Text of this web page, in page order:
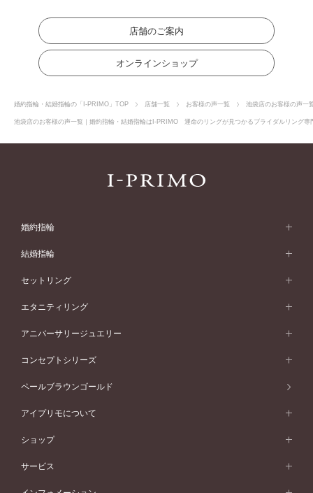
店舗のご案内
オンラインショップ
婚約指輪・結婚指輪の「I-PRIMO」TOP 店舗一覧 お客様の声一覧 池袋店のお客様の声一
池袋店のお客様の声一覧｜婚約指輪・結婚指輪はI-PRIMO 運命のリングが見つかるブライダルリング専
婚約指輪
婚約指輪 (エンゲージリング)
婚約指輪一覧
ピンクゴールド
ペールブラウンゴールド
ウェーブライン
V字ライン
ワンサイドメレ
ダブルサイドメレ
シンプル
フェミニン
モード
50万円台～
40万円台～
30万円台～
婚約指輪 人気ランキング
婚約ネックレス
結婚指輪
結婚指輪 (マリッジリング)
結婚指輪一覧
ピンクゴールド
ペールブラウンゴールド
ウェーブライン
V字ライン
ワンメレ
セベラルメレ
シンプル
フェミニン
モード
50万円～
40万円～50万円
セットリング
セットリング
セットリング一覧
ピンクゴールド
ペールブラウンゴールド
エタニティリング
エタニティリング
エタニティリング一覧
ピンクゴールド
ペールブラウンゴールド
アニバーサリージュエリー
アニバーサリージュエリー
アニバーサリージュエリー一覧
ファッションリング
ブレスレット
コンセプトシリーズ
コンセプトシリーズ
オリジンビリーフ
エトワル
ペールブラウンゴールド
アイプリモについて
アイプリモについて
パーソナルハンド診断
デザインへのこだわり
ショップ
店舗一覧
サービス
プロポーズサポート